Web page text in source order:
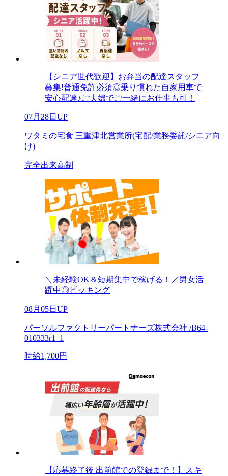
【シニア世代歓迎】お弁当の配達スタッフ
募集!普通免許必須◎乗り慣れた自家用車で
安心配達♪ご夫婦でご一緒にお仕事も可！
07月28日UP
ワタミの宅食 三重津北営業所(宅配/業務委託/シニア向
け)
完全出来高制
＼未経験OK＆短期集中で稼げる！／男女活
躍中◎ピッキング
08月05日UP
パーソルファクトリーパートナーズ株式会社 /B64-
010333r1_1
時給1,700円
【応募終了後 出前館での登録まで！】スキ